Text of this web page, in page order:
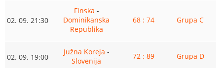
02. 09. 21:30
Finska -
Dominikanska
Republika
68 : 74 Grupa C
02. 09. 19:00
Južna Koreja -
Slovenija
72 : 89 Grupa D